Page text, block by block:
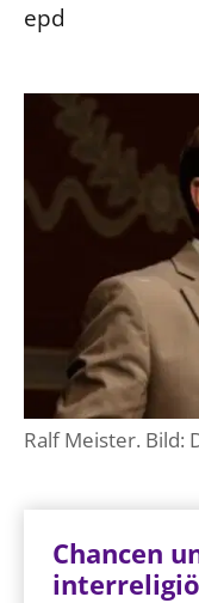
epd
Ralf Meister. Bild:
Chancen